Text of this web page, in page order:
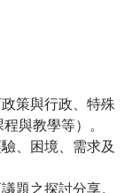
策與行政、特殊
與教學等）。
、困境、需求及
題之探討分享。